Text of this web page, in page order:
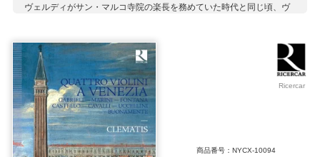
ヴェルディがサン・マルコ寺院の楽長を務めていた時代と同じ頃、ヴ
品を組み込みながら、あたかも目の前で一連の祈りが行われているか
のような選曲が行われており、自然な流れの中で際立つフレッディの
独創性を存分に味わうことができます。
収録作曲家：
ドナーティ
フレッディ マリーニ
カステッロ
A.ガブリエリ
Ricercar
商品番号：NYCX-10094